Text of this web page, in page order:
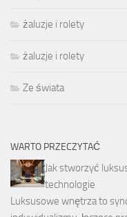
żaluzje i rolety
żaluzje i rolety
Ze świata
WARTO PRZECZYTAĆ
Jak stworzyć
technologie
Luksusowe wnętrza to